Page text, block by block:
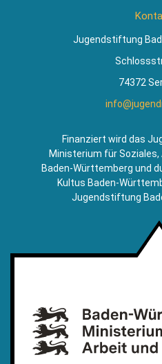
Jugendstiftung
74372
Finanziert wird das
Ministerium für Soziales,
Baden-Württemberg und
Kultus Baden-
Jugendstiftung